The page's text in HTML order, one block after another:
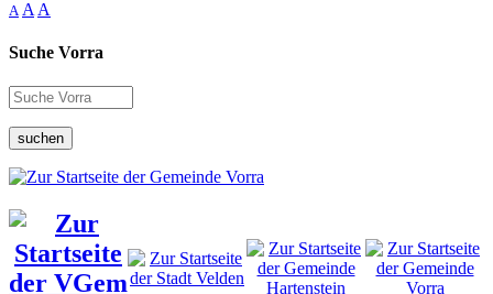
A A A
Suche Vorra
suchen